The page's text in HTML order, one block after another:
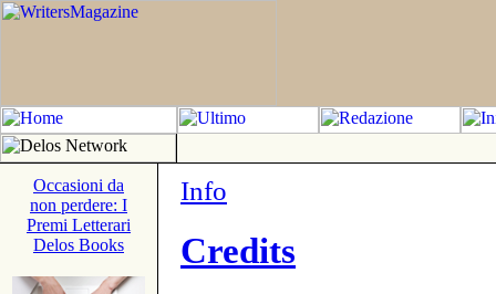
Occasioni da
non perdere: I
Premi Letterari
Delos Books
Info
Credits